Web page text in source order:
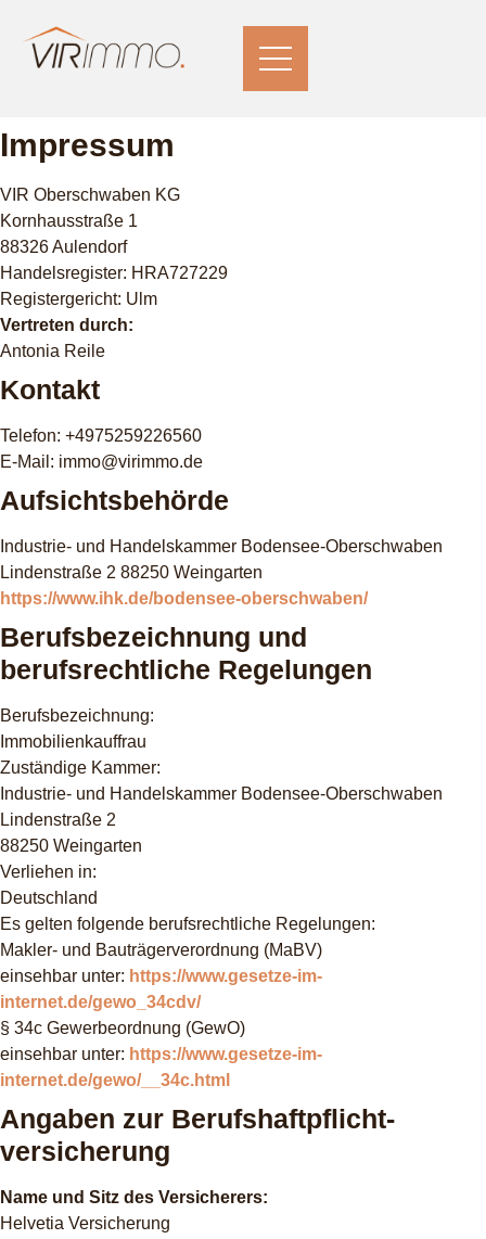
Impressum
VIR Oberschwaben KG
Kornhausstraße 1
88326 Aulendorf
Handelsregister: HRA727229
Registergericht: Ulm
Vertreten durch:
Antonia Reile
Kontakt
Telefon: +4975259226560
E-Mail: immo@virimmo.de
Aufsichtsbehörde
Industrie- und Handelskammer Bodensee-Oberschwaben
Lindenstraße 2 88250 Weingarten
https://www.ihk.de/bodensee-oberschwaben/
Berufsbezeichnung und
berufsrechtliche Regelungen
Berufsbezeichnung:
Immobilienkauffrau
Zuständige Kammer:
Industrie- und Handelskammer Bodensee-Oberschwaben
Lindenstraße 2
88250 Weingarten
Verliehen in:
Deutschland
Es gelten folgende berufsrechtliche Regelungen:
Makler- und Bauträgerverordnung (MaBV)
einsehbar unter: https://www.gesetze-im-
internet.de/gewo_34cdv/
§ 34c Gewerbeordnung (GewO)
einsehbar unter: https://www.gesetze-im-
internet.de/gewo/__34c.html
Angaben zur Berufs­haftpflicht­
versicherung
Name und Sitz des Versicherers:
Helvetia Versicherung